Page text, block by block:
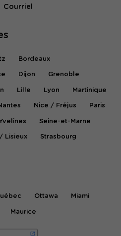
Courriel
Bordeaux
Dijon Grenoble
Lille Lyon Martinique
Nice / Fréjus Paris
Seine-et-Marne
Lisieux Strasbourg
Ottawa Miami
Maurice